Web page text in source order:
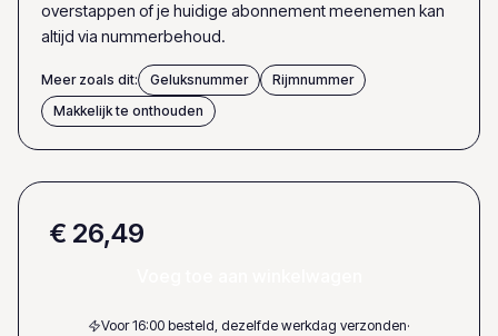
overstappen of je huidige abonnement meenemen kan
altijd via nummerbehoud.
Meer zoals dit: Geluksnummer
Rijmnummer
Makkelijk te onthouden
€ 26,49
Voor 16:00 besteld, dezelfde werkdag verzonden·